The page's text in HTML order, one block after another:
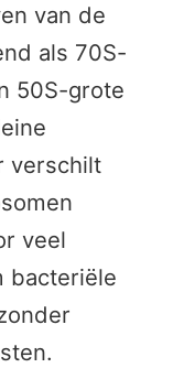
van de
als 70S-
50S-grote
verschilt
veel
bacteriële